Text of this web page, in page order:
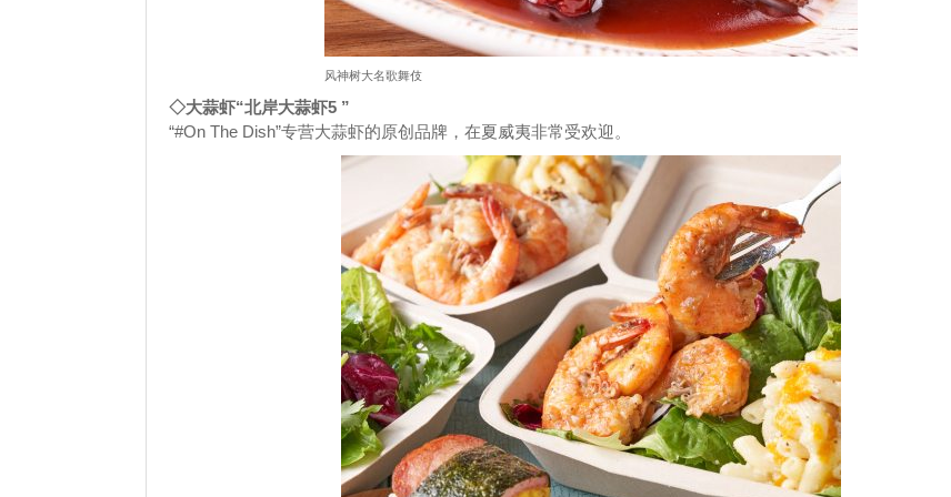
风神树大名歌舞伎
◇大蒜虾“北岸大蒜虾5 ”
“#On The Dish”专营大蒜虾的原创品牌，在夏威夷非常受欢迎。